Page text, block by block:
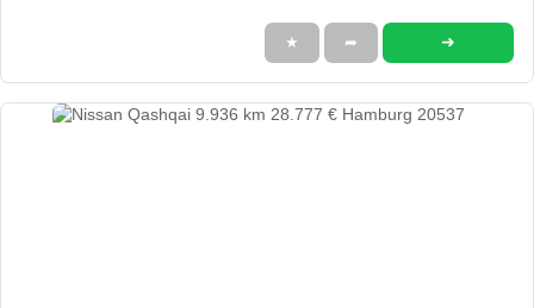
★ ➦ ➜